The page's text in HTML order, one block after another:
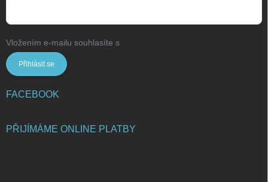
Vložením e-mailu souhlasíte s
Přihlásit se
FACEBOOK
PŘIJÍMÁME ONLINE PLATBY